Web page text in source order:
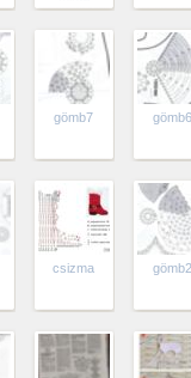
gömb7
csizma